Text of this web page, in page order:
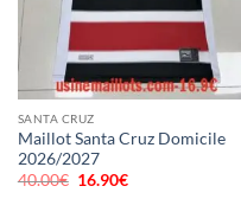
SANTA CRUZ
Maillot Santa Cruz Domicile
2026/2027
40.00€ Le
16.90€Le